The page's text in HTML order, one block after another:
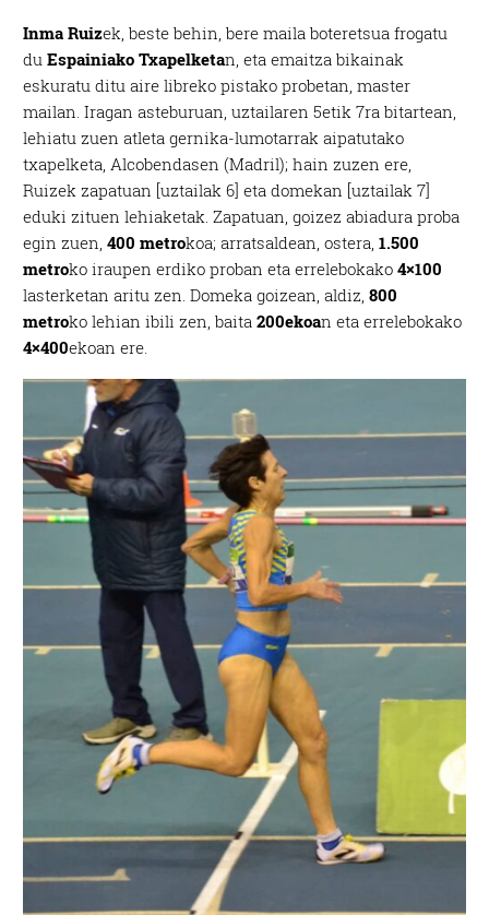
Inma Ruizek, beste behin, bere maila boteretsua frogatu
duEspainiako Txapelketan, eta emaitza bikainak
eskuratu ditu aire libreko pistako probetan, master
mailan. Iragan asteburuan, uztailaren 5etik 7ra bitartean,
lehiatu zuen atleta gernika-lumotarrak aipatutako
txapelketa, Alcobendasen (Madril); hain zuzen ere,
Ruizek zapatuan [uztailak 6] eta domekan [uztailak 7]
eduki zituen lehiaketak. Zapatuan, goizez abiadura proba
egin zuen, 400 metrokoa; arratsaldean, ostera,1.500
metroko iraupen erdiko proban eta errelebokako4×100
lasterketan aritu zen. Domeka goizean, aldiz,800
metroko lehian ibili zen, baita200ekoan eta errelebokako
4×400ekoan ere.